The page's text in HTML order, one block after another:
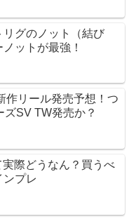
リグのノット（結び
ットが最強！
作リール発売予想！つ
ズSV TW発売か？
際どうなん？買うべ
ンプレ